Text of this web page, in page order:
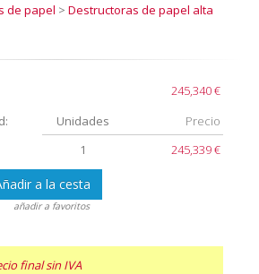
de papel > Destructoras de papel alta
245,340 €
Unidades
Precio
1
245,339 €
a la cesta
añadir a favoritos
final sin IVA